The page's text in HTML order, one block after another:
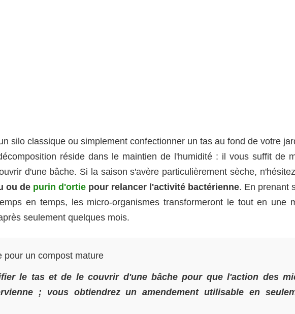
silo classique ou simplement confectionner un tas au fond de votre
réside dans le maintien de l'humidité : il vous suffit de
d'une bâche. Si la saison s'avère particulièrement sèche,
ou de purin d'ortie pour relancer l'activité bactérienne. En prenant
en temps, les micro-organismes transformeront le tout en une
seulement quelques mois.
pour un compost mature
le tas et de le couvrir d'une bâche pour que l'action des
; vous obtiendrez un amendement utilisable en